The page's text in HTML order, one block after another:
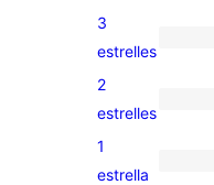
valoracions
de
0
valoracions
de
3
estrelles
0
valoracions
de
2
estrelles
2
1
estrella